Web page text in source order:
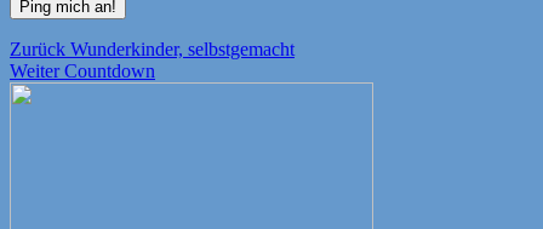
Beitragsnavigation
Zurück Vorheriger
Beitrag:
Wunderkinder, selbstgemacht
Weiter Nächster
Countdown